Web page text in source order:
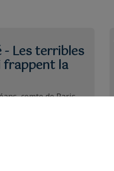
- Les terribles
frappent la
comte de Paris,